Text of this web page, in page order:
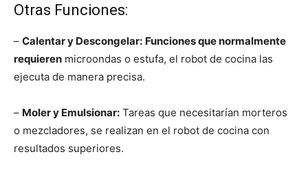
Otras Funciones:
– Calentar y Descongelar: Funciones que normalmente
requieren microondas o estufa, el robot de cocina las
ejecuta de manera precisa.
– Moler y Emulsionar: Tareas que necesitarían morteros
o mezcladores, se realizan en el robot de cocina con
resultados superiores.